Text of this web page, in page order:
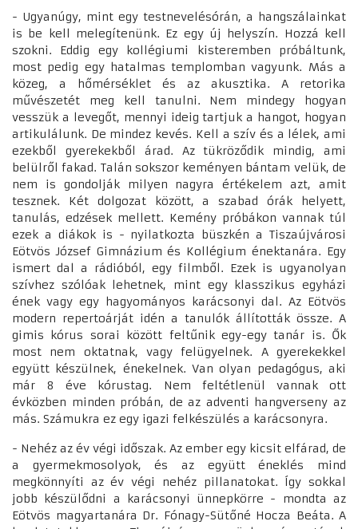
- Ugyanúgy, mint egy testnevelésórán, a hangszálainkat
is be kell melegítenünk. Ez egy új helyszín. Hozzá kell
szokni. Eddig egy kollégiumi kisteremben próbáltunk,
most pedig egy hatalmas templomban vagyunk. Más a
közeg, a hőmérséklet és az akusztika. A retorika
művészetét meg kell tanulni. Nem mindegy hogyan
vesszük a levegőt, mennyi ideig tartjuk a hangot, hogyan
artikulálunk. De mindez kevés. Kell a szív és a lélek, ami
ezekből gyerekekből árad. Az tükröződik mindig, ami
belülről fakad. Talán sokszor keményen bántam velük, de
nem is gondolják milyen nagyra értékelem azt, amit
tesznek. Két dolgozat között, a szabad órák helyett,
tanulás, edzések mellett. Kemény próbákon vannak túl
ezek a diákok is - nyilatkozta büszkén a Tiszaújvárosi
Eötvös József Gimnázium és Kollégium énektanára. Egy
ismert dal a rádióból, egy filmből. Ezek is ugyanolyan
szívhez szólóak lehetnek, mint egy klasszikus egyházi
ének vagy egy hagyományos karácsonyi dal. Az Eötvös
modern repertoárját idén a tanulók állították össze. A
gimis kórus sorai között feltűnik egy-egy tanár is. Ők
most nem oktatnak, vagy felügyelnek. A gyerekekkel
együtt készülnek, énekelnek. Van olyan pedagógus, aki
már 8 éve kórustag. Nem feltétlenül vannak ott
évközben minden próbán, de az adventi hangverseny az
más. Számukra ez egy igazi felkészülés a karácsonyra.
- Nehéz az év végi időszak. Az ember egy kicsit elfárad, de
a gyermekmosolyok, és az együtt éneklés mind
megkönnyíti az év végi nehéz pillanatokat. Így sokkal
jobb készülődni a karácsonyi ünnepkörre - mondta az
Eötvös magyartanára Dr. Fónagy-Sütőné Hocza Beáta. A